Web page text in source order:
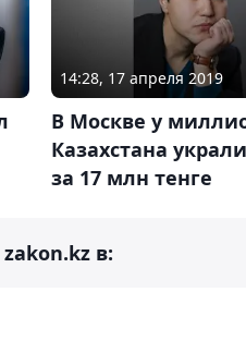
14:28, 17 апреля 2019
В Москве у
Казахстана
за 17 млн тенге
в: